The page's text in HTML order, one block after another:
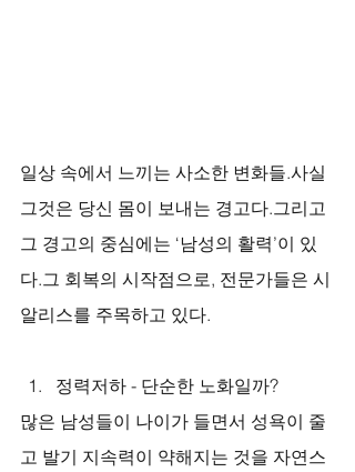
일상 속에서 느끼는 사소한 변화들.사실
그것은 당신 몸이 보내는 경고다.그리고
그 경고의 중심에는 ‘남성의 활력’이 있
다.그 회복의 시작점으로, 전문가들은 시
알리스를 주목하고 있다.
정력저하 - 단순한 노화일까?
많은 남성들이 나이가 들면서 성욕이 줄
고 발기 지속력이 약해지는 것을 자연스